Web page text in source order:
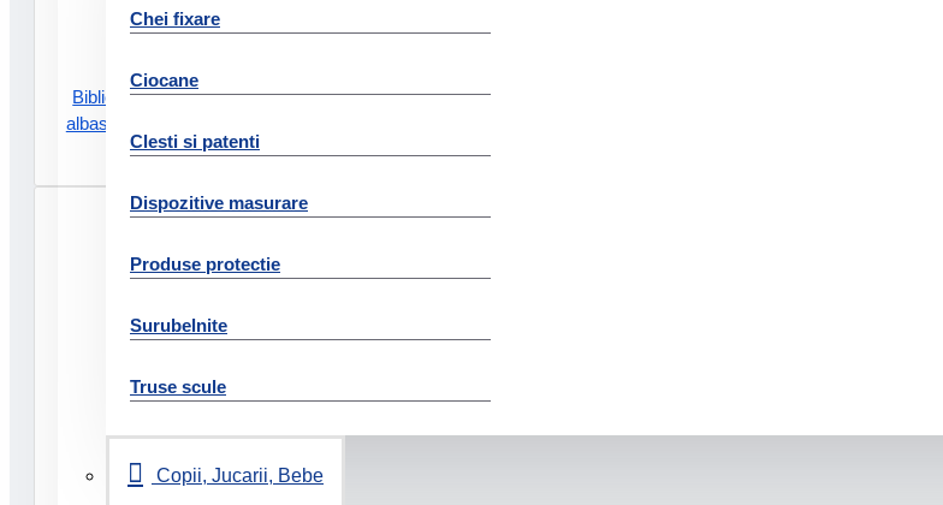
Chei fixare
Ciocane
Clesti si patenti
Dispozitive masurare
Produse protectie
Surubelnite
Truse scule
Copii, Jucarii, Bebe
Biblioraft carton reciclat 5cm
albastru nr1 power fsc esselte
25.44 Lei